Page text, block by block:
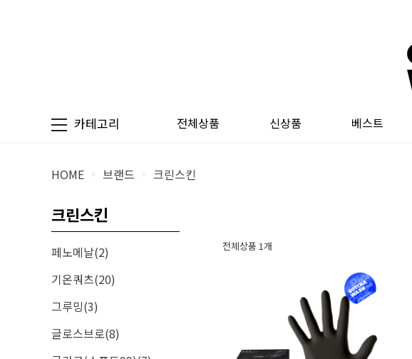
카테고리 전체상품 신상품 베스트
HOME > 브랜드 > 크린스킨
크린스킨
페노메날(2)
기온쿼츠(20)
그루밍(3)
글로스브로(8)
전체상품 1개